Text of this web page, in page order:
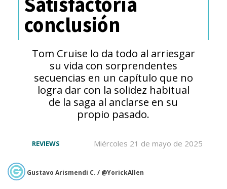
conclusión
Tom Cruise lo da todo al arriesgar
su vida con sorprendentes
secuencias en un capítulo que no
logra dar con la solidez habitual
de la saga al anclarse en su
propio pasado.
Miércoles 21 de mayo de 2025
REVIEWS
Gustavo Arismendi C. / @YorickAllen